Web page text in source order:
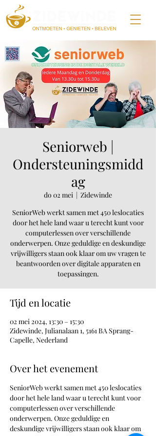
Seniorweb |
Ondersteuningsmidd
ag
do 02 mei
  |
Zidewinde
SeniorWeb werkt samen met 450 leslocaties
door het hele land waar u terecht kunt voor
computerlessen over verschillende
onderwerpen. Onze geduldige en deskundige
vrijwilligers staan ook klaar om uw vragen te
beantwoorden over digitale apparaten en
toepassingen.
Tijd en locatie
02 mei 2024, 13:30 – 15:30
Zidewinde, Julianalaan 1, 5161 BA Sprang-
Capelle, Nederland
Over het evenement
SeniorWeb werkt samen met 450 leslocaties
door het hele land waar u terecht kunt voor
computerlessen over verschillende
onderwerpen. Onze geduldige en
deskundige vrijwilligers staan ook klaar om